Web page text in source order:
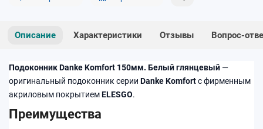
Описание Характеристики Отзывы Вопрос-
Подоконник Danke Komfort 150мм. Белый глянцевый —
оригинальный подоконник серии Danke Komfortс фирменным
акриловым покрытиемELESGO.
Преимущества